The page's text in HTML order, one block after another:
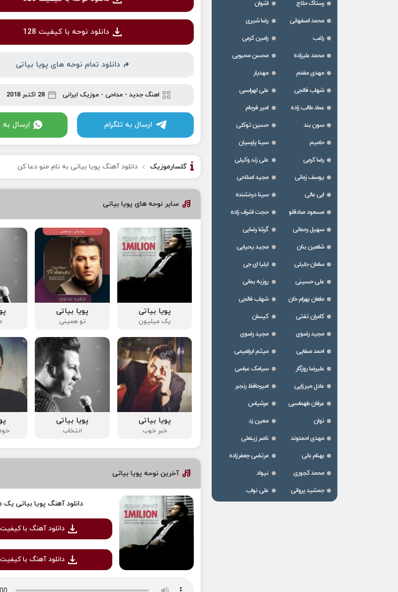
دانلود نوحه با کیفیت 128
دانلود تمام نوحه های پویا بیاتی
اهنگ جدید -مداحی -موزیک ایرانی 28 اکتبر 2018
ارسال به تلگرام ارسال
گلسارموزیک دانلود آهنگ پویا بیاتی به نام منو دعا کن
سایر نوحه های پویا بیاتی
پویا بیاتی
یک میلیون
پویا بیاتی
تو همینی
پویا بیاتی
خبر خوب
پویا بیاتی
انتخاب
آخرین نوحه پویا بیاتی
دانلود آهنگ پویا بیاتی یک
دانلود آهنگ با کیفیت 320
دانلود آهنگ با کیفیت 128
رستاک حلاج
اشوان
محمد اصفهانی
رضا شیری
راغب
رامین کرمی
محمد علیزاده
محسن محبوبی
مهدی مقدم
مهدیار
شهاب فالجی
علی لهراسبی
عماد طالب زاده
امیر فرجام
سون بند
حسین توکلی
حامیم
سینا پارسیان
رضا کرمی
علی زند وکیلی
یوسف زمانی
مجید اصلاحی
ابی عالی
سینا درخشنده
مسعود صادقلو
حجت اشرف زاده
سهیل رحمانی
گرشا رضایی
شاهین بنان
مجید یحیایی
سامان جلیلی
ایلیا ای جی
علی حسینی
روزبه بمانی
ماهان بهرام خان
شهاب فالجی
کامران تفتی
کیسان
مجید رضوی
مجید رضوی
احمد صفایی
میثم ابراهیمی
علیرضا روزگار
سیامک عباسی
عادل میرزایی
امیرحافظ رنجبر
عرفان طهماسبی
عرشیاس
نوان
معین زد
مهدی احمدوند
ناصر زینعلی
بهنام بانی
مرتضی جعفرزاده
محمد کجوری
نیواد
جمشید پروانی
علی نواب